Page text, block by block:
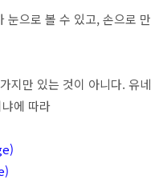
눈으로 볼 수 있고, 손으로
지만 있는 것이 아니다. 유
에 따라